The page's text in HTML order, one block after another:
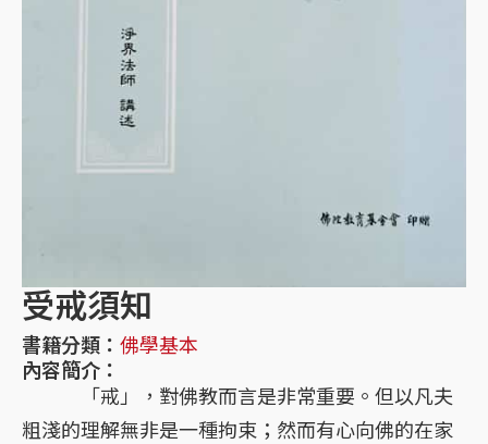
受戒須知
書籍分類： 佛學基本
內容簡介：
「戒」，對佛教而言是非常重要。但以凡夫
粗淺的理解無非是一種拘束；然而有心向佛的在家